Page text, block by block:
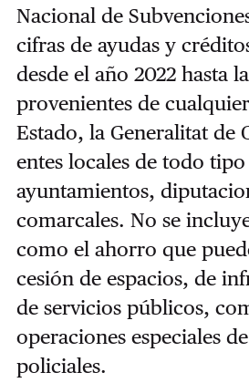
Nacional de
cifras de ayudas y
desde el año 2022 hasta
provenientes de
Estado, la Generalitat de
entes locales de todo
ayuntamientos,
comarcales. No se
como el ahorro que
cesión de espacios, de
de servicios públicos,
operaciones especiales
policiales.